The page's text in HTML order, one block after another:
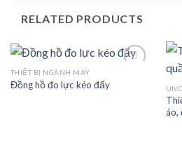
RELATED PRODUCTS
THIẾT BỊ NGÀNH MAY
Đồng hồ đo lực kéo đẩy
áo,